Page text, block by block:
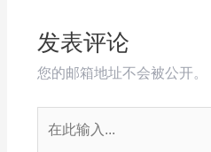
发表评论
您的邮箱地址不会被公开。